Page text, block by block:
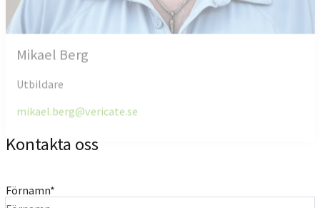
Mikael Berg
Utbildare
mikael.berg@vericate.se
Kontakta oss
Förnamn*